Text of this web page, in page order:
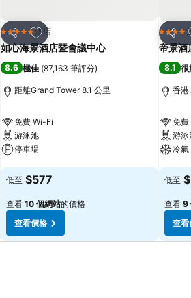
分享
放到收藏夾
5 星級 酒店
如心海景酒店暨會議中心
8.6 極佳 (87,163 筆評分)
距離Grand Tower 8.1 公里
免費 Wi-Fi
游泳池
停車場
查看價格
低至 $577
查看 10 個網站的價格
查看價格
分享
4 星級
帝景酒
8.1 很
香港
免費
游泳
冷氣
查看
低至
查看 9
查看